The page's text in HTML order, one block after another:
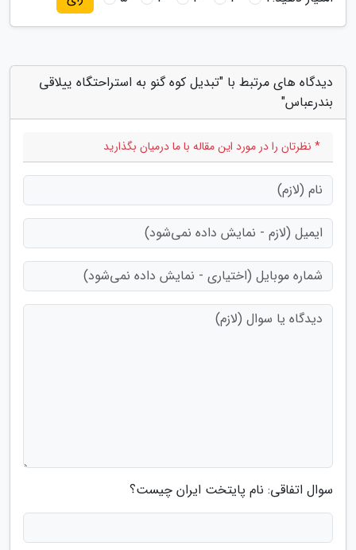
دیدگاه های مرتبط با "تبدیل کوه گنو به استراحتگاه ییلاقی
بندرعباس"
* نظرتان را در مورد این مقاله با ما درمیان بگذارید
سوال اتفاقی: نام پایتخت ایران چیست؟